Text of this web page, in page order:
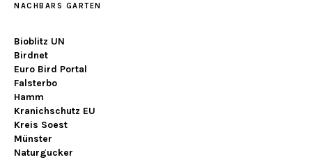
NACHBARS GARTEN
Bioblitz UN
Birdnet
Euro Bird Portal
Falsterbo
Hamm
Kranichschutz EU
Kreis Soest
Münster
Naturgucker